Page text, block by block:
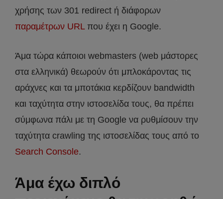
χρήσης των 301 redirect ή διάφορων
παραμέτρων URL που έχει η Google.
Άμα τώρα κάποιοι webmasters (web μάστορες
στα ελληνικά) θεωρούν ότι μπλοκάροντας τις
αράχνες και τα μποτάκια κερδίζουν bandwidth
και ταχύτητα στην ιστοσελίδα τους, θα πρέπει
σύμφωνα πάλι με τη Google να ρυθμίσουν την
ταχύτητα crawling της ιστοσελίδας τους από το
Search Console.
Άμα έχω διπλό